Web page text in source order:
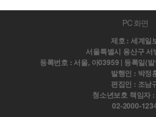
PC 화면
제호 : 세계일
서울특별시 용산구 서
등록번호 : 서울, 아03959 | 등록일(
발행인 : 박정
편집인 : 조남
청소년보호 책임자
02-2000-